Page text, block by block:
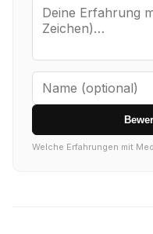
Welche Erfahrungen mit